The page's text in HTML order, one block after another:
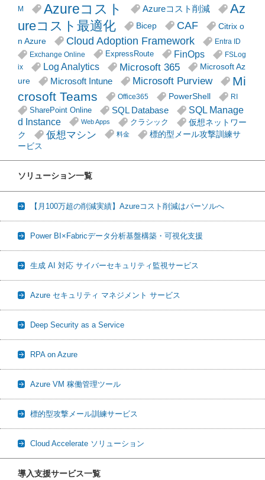
M Azureコスト Azureコスト削減
Az
ureコスト最適化
Bicep CAF
Citrix o
n Azure
Cloud Adoption Framework
Entra ID
Exchange Online
ExpressRoute FinOps
FSLog
ix
Log Analytics Microsoft 365
Microsoft Az
ure
Microsoft Intune Microsoft Purview
Mi
crosoft Teams
Office365 PowerShell RI
SharePoint Online SQL Database
SQL Manage
d Instance
Web Apps クラシック
仮想ネットワー
ク
仮想マシン 料金
標的型メール攻撃訓練サ
ービス
ソリューション一覧
【月100万超の削減実績】Azureコスト削減はパーソルへ
Power BI×Fabricデータ分析基盤構築・可視化支援
生成 AI 対応 サイバーセキュリティ監視サービス
Azure セキュリティ マネジメント サービス
Deep Security as a Service
RPA on Azure
Azure VM 稼働管理ツール
標的型攻撃メール訓練サービス
Cloud Accelerate ソリューション
導入支援サービス一覧